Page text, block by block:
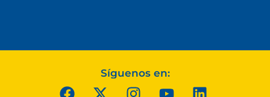
Síguenos en: